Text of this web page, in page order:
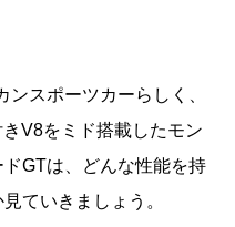
スポーツカーらしく、
きV8をミド搭載したモン
GTは、どんな性能を持
ていきましょう。